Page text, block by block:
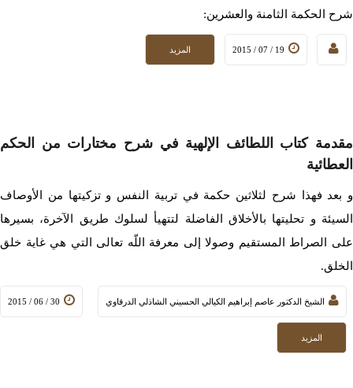
شرح الحكمة الثامنة والعشرين:
19 / 07 / 2015 المزيد
مقدمة كتاب اللطائف الإلهية في شرح مختارات من الحكم
العطائية
و بعد فهذا شرح لثلاثين حكمة في تربية النفس و تزكيتها من الأوصاف
السيئة و تحليتها بالأخلاق الفاضلة لتتهيأ لسلوك طريق الآخرة، بسيرها
على الصراط المستقيم وصولا إلى معرفة اللّه تعالى التي هي غاية خلق
الخلق.
الشيخ الدكتور عاصم إبراهيم الكيالي الحسيني الشاذلي الدرقاوي 30 / 06 / 2015
المزيد